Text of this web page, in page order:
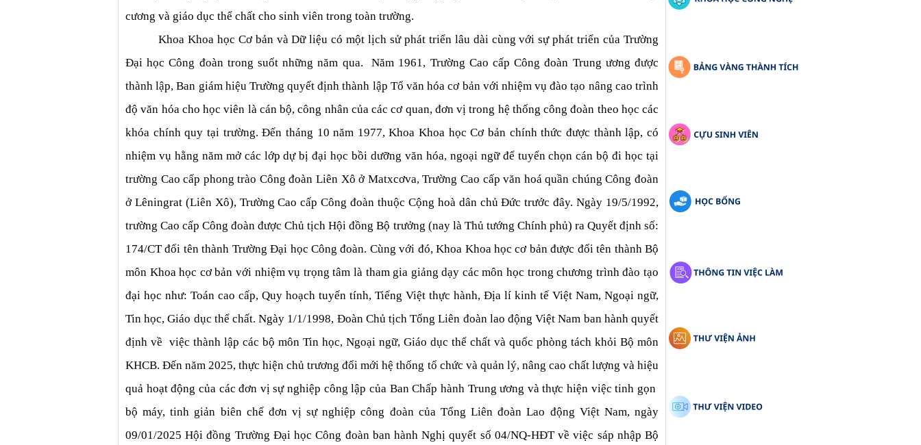
cương và giáo dục thể chất cho sinh viên trong toàn trường.
Khoa Khoa học Cơ bản và Dữ liệu có một lịch sử phát triển lâu dài cùng với sự phát triển của Trường
Đại học Công đoàn trong suốt những năm qua.  Năm 1961, Trường Cao cấp Công đoàn Trung ương được
thành lập, Ban giám hiệu Trường quyết định thành lập Tổ văn hóa cơ bản với nhiệm vụ đào tạo nâng cao trình
độ văn hóa cho học viên là cán bộ, công nhân của các cơ quan, đơn vị trong hệ thống công đoàn theo học các
khóa chính quy tại trường. Đến tháng 10 năm 1977, Khoa Khoa học Cơ bản chính thức được thành lập, có
nhiệm vụ hằng năm mở các lớp dự bị đại học bồi dưỡng văn hóa, ngoại ngữ để tuyển chọn cán bộ đi học tại
trường Cao cấp phong trào Công đoàn Liên Xô ở Matxcơva, Trường Cao cấp văn hoá quần chúng Công đoàn
ở Lêningrat (Liên Xô), Trường Cao cấp Công đoàn thuộc Cộng hoà dân chủ Đức trước đây. Ngày 19/5/1992,
trường Cao cấp Công đoàn được Chủ tịch Hội đồng Bộ trưởng (nay là Thủ tướng Chính phủ) ra Quyết định số:
174/CT đổi tên thành Trường Đại học Công đoàn. Cùng với đó, Khoa Khoa học cơ bản được đổi tên thành Bộ
môn Khoa học cơ bản với nhiệm vụ trọng tâm là tham gia giảng dạy các môn học trong chương trình đào tạo
đại học như: Toán cao cấp, Quy hoạch tuyến tính, Tiếng Việt thực hành, Địa lí kinh tế Việt Nam, Ngoại ngữ,
Tin học, Giáo dục thể chất. Ngày 1/1/1998, Đoàn Chủ tịch Tổng Liên đoàn lao động Việt Nam ban hành quyết
định về  việc thành lập các bộ môn Tin học, Ngoại ngữ, Giáo dục thể chất và quốc phòng tách khỏi Bộ môn
KHCB. Đến năm 2025, thực hiện chủ trương đổi mới hệ thống tổ chức và quản lý, nâng cao chất lượng và hiệu
quả hoạt động của các đơn vị sự nghiệp công lập của Ban Chấp hành Trung ương và thực hiện việc tinh gọn
bộ máy, tinh giản biên chế đơn vị sự nghiệp công đoàn của Tổng Liên đoàn Lao động Việt Nam, ngày
09/01/2025 Hội đồng Trường Đại học Công đoàn ban hành Nghị quyết số 04/NQ-HĐT về việc sáp nhập Bộ